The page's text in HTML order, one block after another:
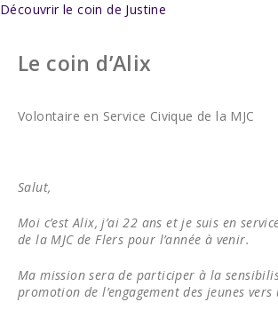
Découvrir le coin de Justine
Le coin d’Alix
Volontaire en Service Civique de la MJC
Salut,
Moi c’est Alix, j’ai 22 ans et je suis en
de la MJC de Flers pour l’année à venir.
Ma mission sera de participer à la
promotion de l’engagement des jeunes